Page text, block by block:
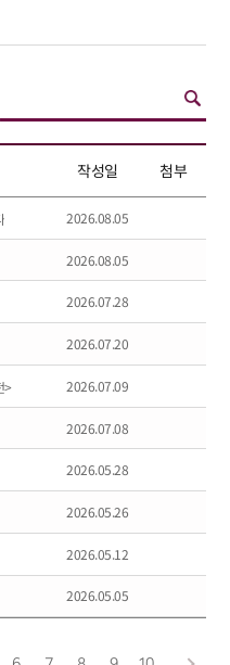
작성일 첨부
2026.08.05
2026.08.05
2026.07.28
2026.07.20
> 2026.07.09
2026.07.08
2026.05.28
2026.05.26
2026.05.12
2026.05.05